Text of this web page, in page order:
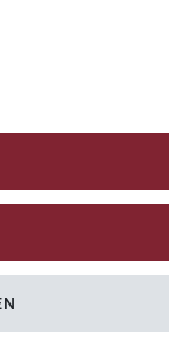
Bringen Sie Farbe ins